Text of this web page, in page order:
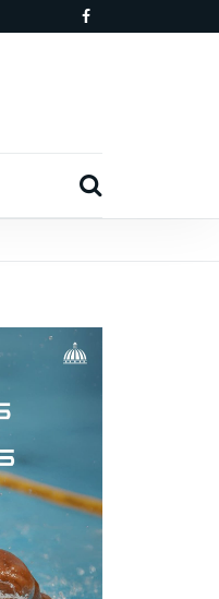
b
Search